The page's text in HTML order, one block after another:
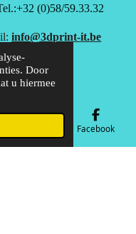
Door
u hiermee
(0)58/59.33.32
info@3dprint-it.be
BE0781964312
Facebook